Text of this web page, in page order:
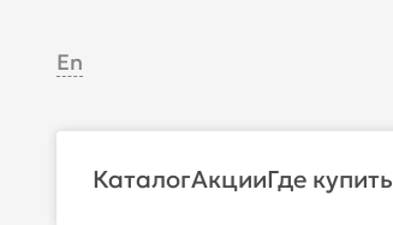
En
КаталогАкцииГде купить